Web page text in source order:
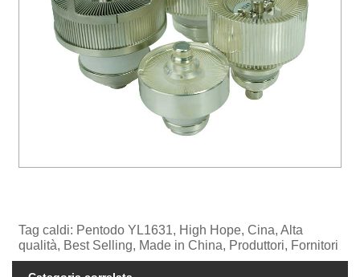
Tag caldi: Pentodo YL1631, High Hope, Cina, Alta
qualità, Best Selling, Made in China, Produttori, Fornitori